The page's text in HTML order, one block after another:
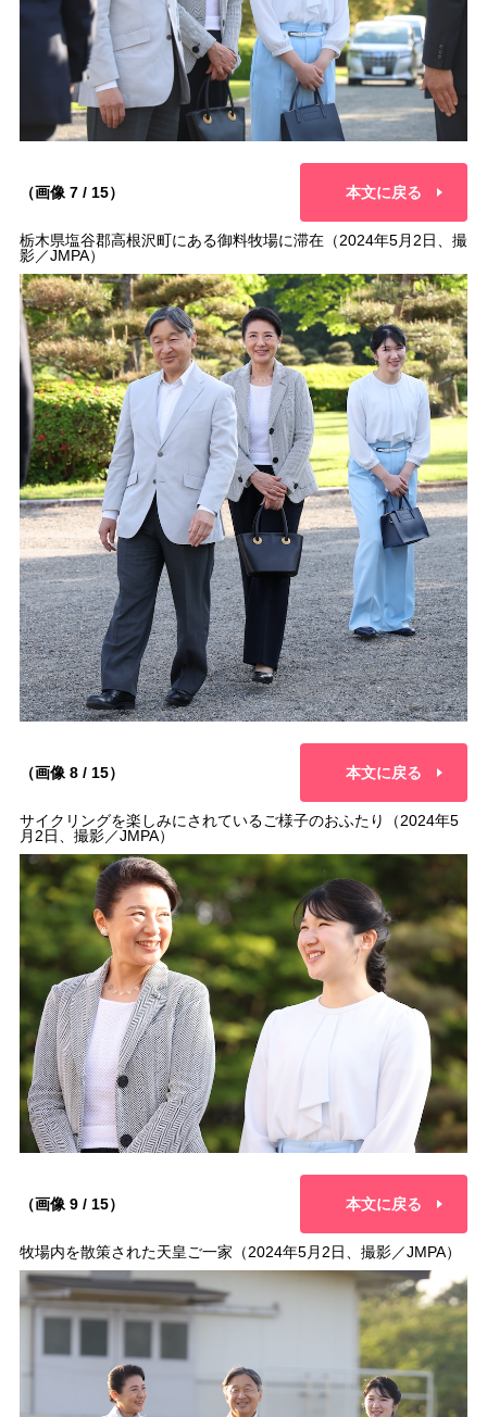
（画像 7 / 15） 本文に戻る
栃木県塩谷郡高根沢町にある御料牧場に滞在（2024年5月2日、撮
影／JMPA）
（画像 8 / 15） 本文に戻る
サイクリングを楽しみにされているご様子のおふたり（2024年5
月2日、撮影／JMPA）
（画像 9 / 15） 本文に戻る
牧場内を散策された天皇ご一家（2024年5月2日、撮影／JMPA）